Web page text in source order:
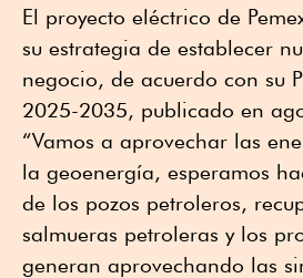
El proyecto eléctrico de
su estrategia de establecer
negocio, de acuerdo con su
2025-2035, publicado en
“Vamos a aprovechar las
la geoenergía, esperamos
de los pozos petroleros,
salmueras petroleras y los
generan aprovechando las